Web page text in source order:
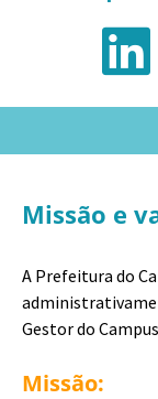
Missão e
A Prefeitura do
Gestor do
Missão: